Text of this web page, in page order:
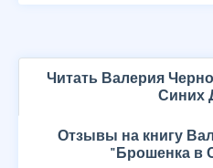
Читать Валерия
Синих
Отзывы на книгу
"Брошенка в